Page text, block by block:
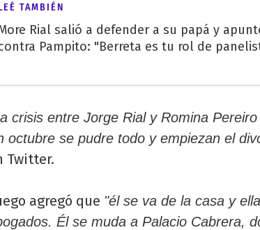
TAMBIÉN
Rial salió a defender a su papá y
Pampito: "Berreta es tu rol de
crisis entre Jorge Rial y Romina
octubre se pudre todo y empiezan el
Twitter.
agregó que "él se va de la casa y
Él se muda a Palacio Cabrera,